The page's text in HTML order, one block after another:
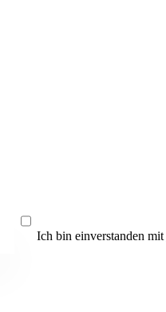
Ich bin einverstanden mit